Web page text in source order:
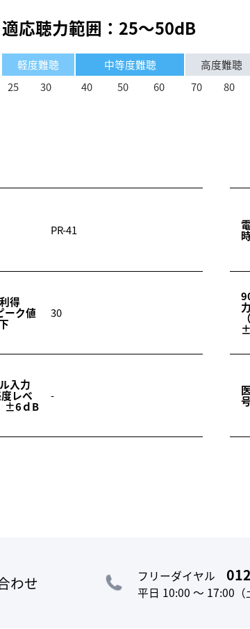
適応聴力範囲：25～50dB
軽度難聴
25
30
中等度難聴
40
50 60
高度難聴
70
80
PR-41
得
ーク値 30
入力
レベ
±6ｄB
- 号
わせ フリーダイヤル
平日 10:00 ～ 17:00（